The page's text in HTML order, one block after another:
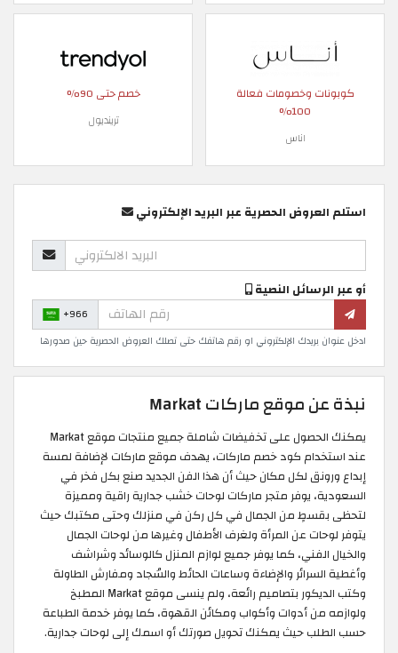
كوبونات وخصومات فعالة
100%
اناس
خصم حتى 90%
ترينديول
استلم العروض الحصرية عبر البريد الإلكتروني
أو عبر الرسائل النصية
+966
ادخل عنوان بريدك الإلكتروني او رقم هاتفك حتى تصلك العروض الحصرية حين صدورها
نبذة عن موقع ماركات Markat
يمكنك الحصول على تخفيضات شاملة جميع منتجات موقع Markat
عند استخدام كود خصم ماركات، يهدف موقع ماركات لإضافة لمسة
إبداع ورونق لكل مكان حيث أن هذا الفن الجديد صنع بكل فخر في
السعودية، يوفر متجر ماركات لوحات خشب جدارية راقية ومميزة
لتحظى بقسطٍ من الجمال في كل ركن في منزلك وحتى مكتبك حيث
يتوفر لوحات عن المرأة ولغرف الأطفال وغيرها من لوحات الجمال
والخيال الفني، كما يوفر جميع لوازم المنزل كالوسائد وشراشف
وأغطية السرائر والإضاءة وساعات الحائط والسُجاد ومفارش الطاولة
وكتب الديكور بتصاميم رائعة، ولم ينسى موقع Markat المطبخ
ولوازمه من أدوات وأكواب ومكائن القهوة، كما يوفر خدمة الطباعة
حسب الطلب حيث يمكنك تحويل صورتك أو اسمك إلى لوحات جدارية.